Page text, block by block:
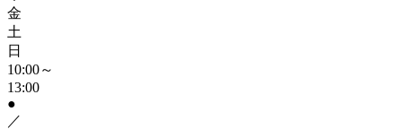
金
土
日
10:00～
13:00
●
／